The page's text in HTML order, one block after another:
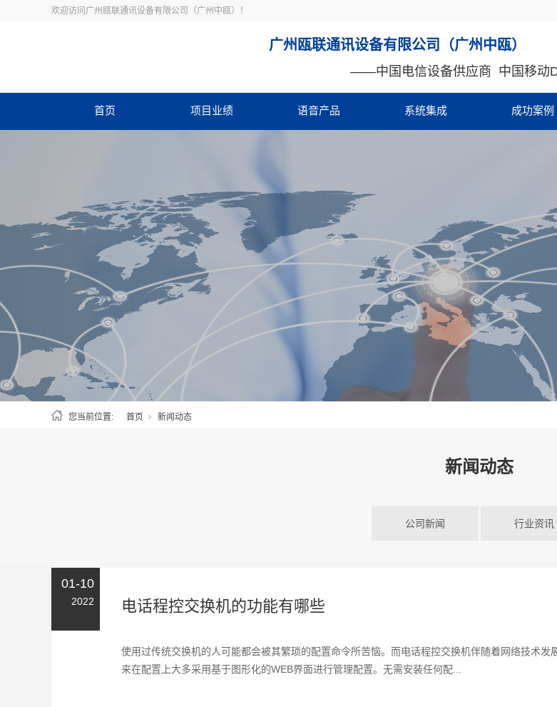
欢迎访问广州瓯联通讯设备有限公司（广州中瓯）！
广州瓯联通讯设备有限公司（广州中瓯）
——中国电信设备供应商 中国移动
首页 项目业绩 语音产品 系统集成 成功案例
您当前位置: 首页 新闻动态
新闻动态
公司新闻 行业资讯
01-10
2022 电话程控交换机的功能有哪些
使用过传统交换机的人可能都会被其繁琐的配置命令所苦恼。而电话程控交换机‍伴随着网络技术发
来在配置上大多采用基于图形化的WEB界面进行管理配置。无需安装任何配...